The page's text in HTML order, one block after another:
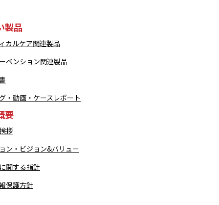
製品
カルケア関連製品
ベンション関連製品
・動画・ケースレポート
要
拶
ン・ビジョン&バリュー
関する指針
保護方針